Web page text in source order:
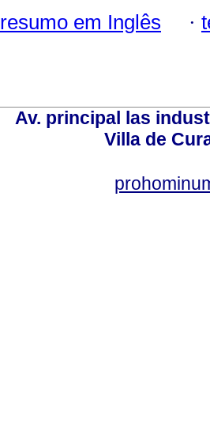
resumo em Inglês ·
Av. principal las
Villa de